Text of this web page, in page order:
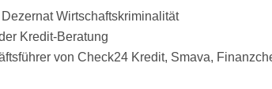
Wirtschaftskriminalität
Kredit-Beratung
von Check24 Kredit, Smava,